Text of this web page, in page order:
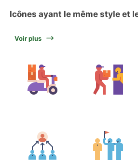
Icônes ayant le même style et
Voir plus